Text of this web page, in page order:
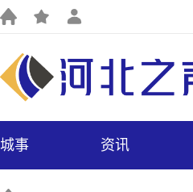
城事 资讯